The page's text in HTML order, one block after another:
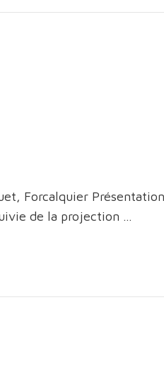
Forcalquier
de la projection …